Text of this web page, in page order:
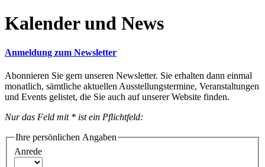
Kalender und News
Anmeldung zum Newsletter
Abonnieren Sie gern unseren Newsletter. Sie erhalten dann einmal
monatlich, sämtliche aktuellen Ausstellungstermine, Veranstaltungen
und Events gelistet, die Sie auch auf unserer Website finden.
Nur das Feld mit * ist ein Pflichtfeld:
Ihre persönlichen Angaben
Anrede